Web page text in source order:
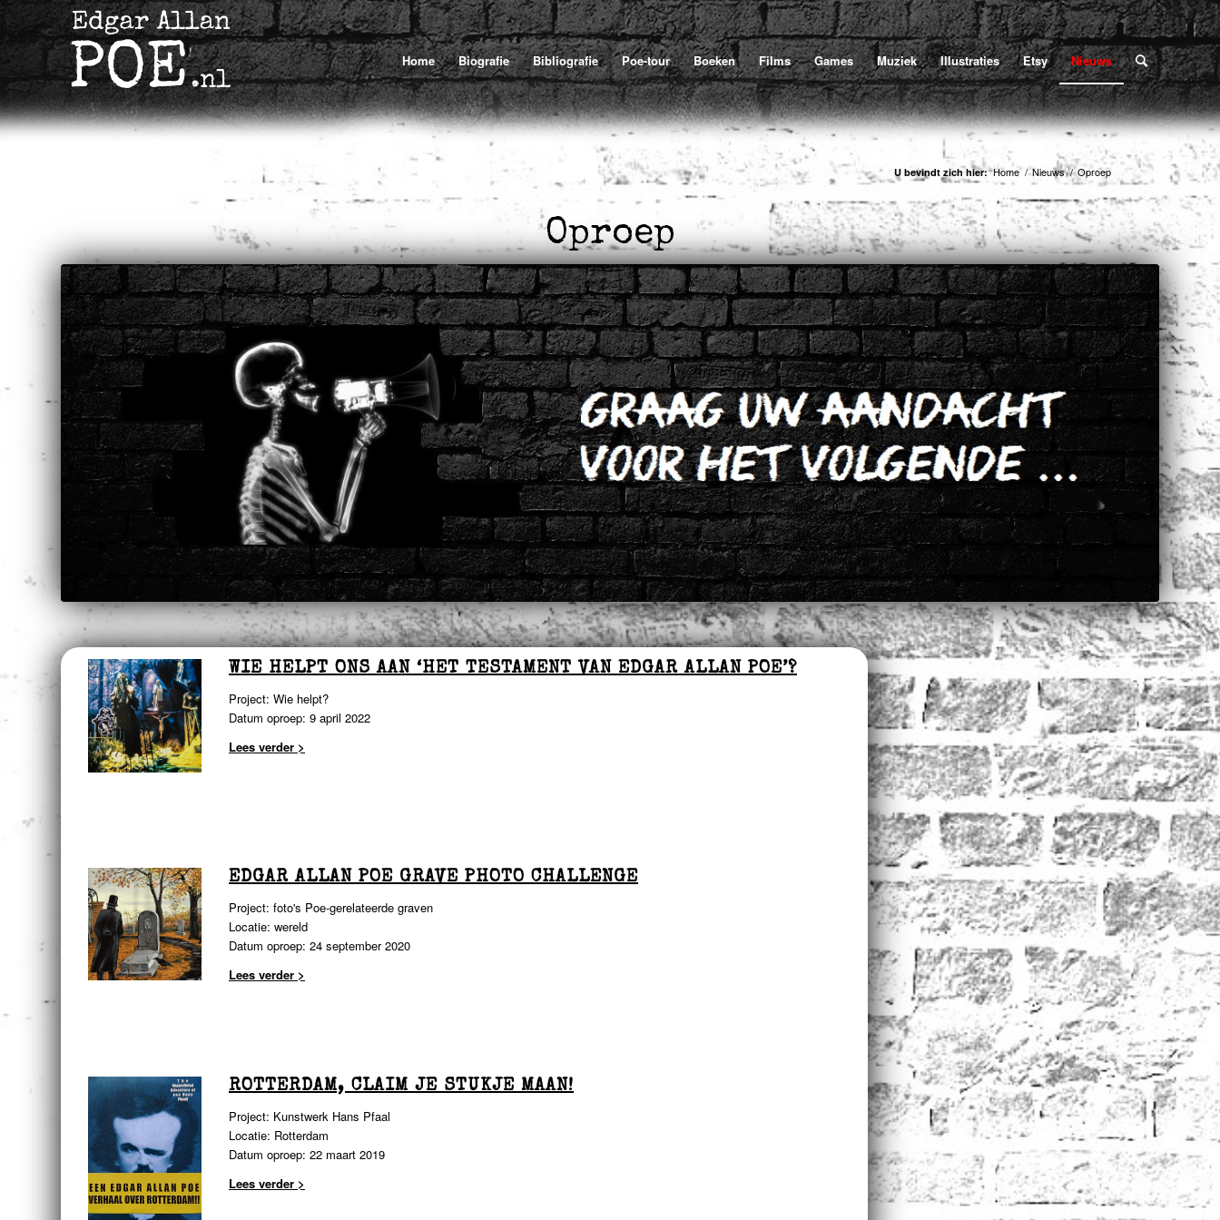
Home Biografie Bibliografie Poe-tour Boeken Films Games Muziek Illustraties Etsy Nieuws
U bevindt zich hier: Home / Nieuws / Oproep
U bevindt zich hier: Home / Nieuws / Oproep
Oproep
WIE HELPT ONS AAN ‘HET TESTAMENT VAN EDGAR ALLAN POE’?
Project: Wie helpt?
Datum oproep: 9 april 2022
Lees verder >
EDGAR ALLAN POE GRAVE PHOTO CHALLENGE
Project: foto's Poe-gerelateerde graven
Locatie: wereld
Datum oproep: 24 september 2020
Lees verder >
ROTTERDAM, CLAIM JE STUKJE MAAN!
Project: Kunstwerk Hans Pfaal
Locatie: Rotterdam
Datum oproep: 22 maart 2019
Lees verder >